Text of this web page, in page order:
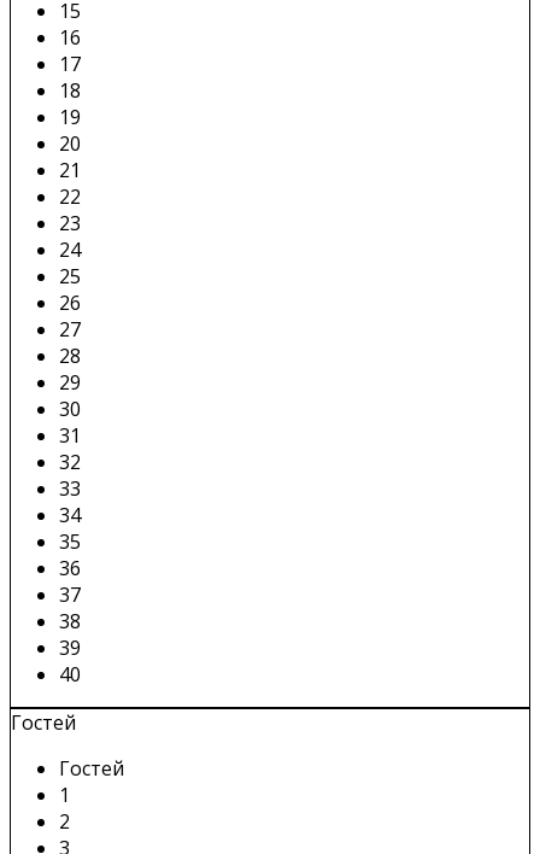
15
16
17
18
19
20
21
22
23
24
25
26
27
28
29
30
31
32
33
34
35
36
37
38
39
40
Гостей
Гостей
1
2
3